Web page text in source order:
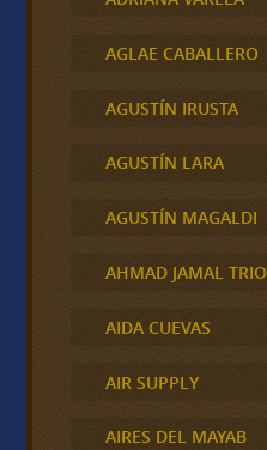
AGLAE CABALLERO
AGUSTÍN IRUSTA
AGUSTÍN LARA
AGUSTÍN MAGALDI
AHMAD JAMAL TRIO
AIDA CUEVAS
AIR SUPPLY
AIRES DEL MAYAB